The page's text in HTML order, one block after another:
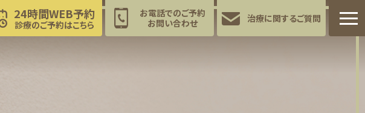
24時間WEB予約
診療のご予約はこちら
お電話でのご予約
お問い合わせ
治療に関するご質問